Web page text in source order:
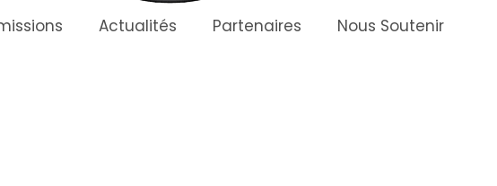
Actualités Partenaires Nous Soutenir